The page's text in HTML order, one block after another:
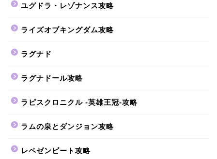
ユグドラ・レゾナンス攻略
ライズオブキングダム攻略
ラグナド
ラグナドール攻略
ラピスクロニクル -英雄王冠-攻略
ラムの泉とダンジョン攻略
レペゼンビート攻略